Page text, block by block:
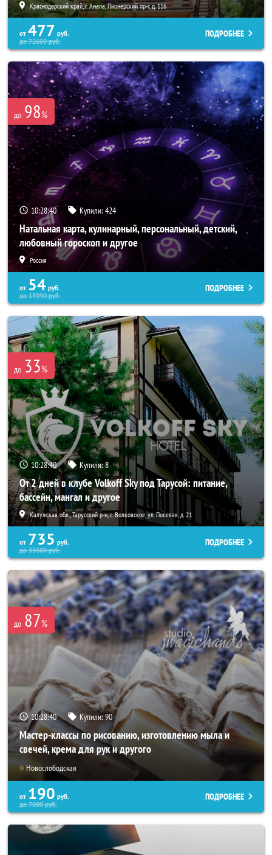
Краснодарский край, г. Анапа, Пионерский пр-т, д. 116
от 477 руб.
до72600руб.
ПОДРОБНЕЕ
до 98%
10:28:37 Купили:424
Натальная карта, кулинарный, персональный, детский,
любовный гороскоп и другое
Россия
от 54 руб.
до13990руб.
ПОДРОБНЕЕ
до 33%
10:28:37 Купили:8
От 2 дней в клубе Volkoff Sky под Тарусой: питание,
бассейн, мангал и другое
Калужская обл., Тарусский р-н, с. Волковское, ул. Полевая, д. 21
от 735 руб.
до33600руб.
ПОДРОБНЕЕ
до 87%
10:28:37 Купили:90
Мастер-классы по рисованию, изготовлению мыла и
свечей, крема для рук и другого
Новослободская
от 190 руб.
до7000руб.
ПОДРОБНЕЕ